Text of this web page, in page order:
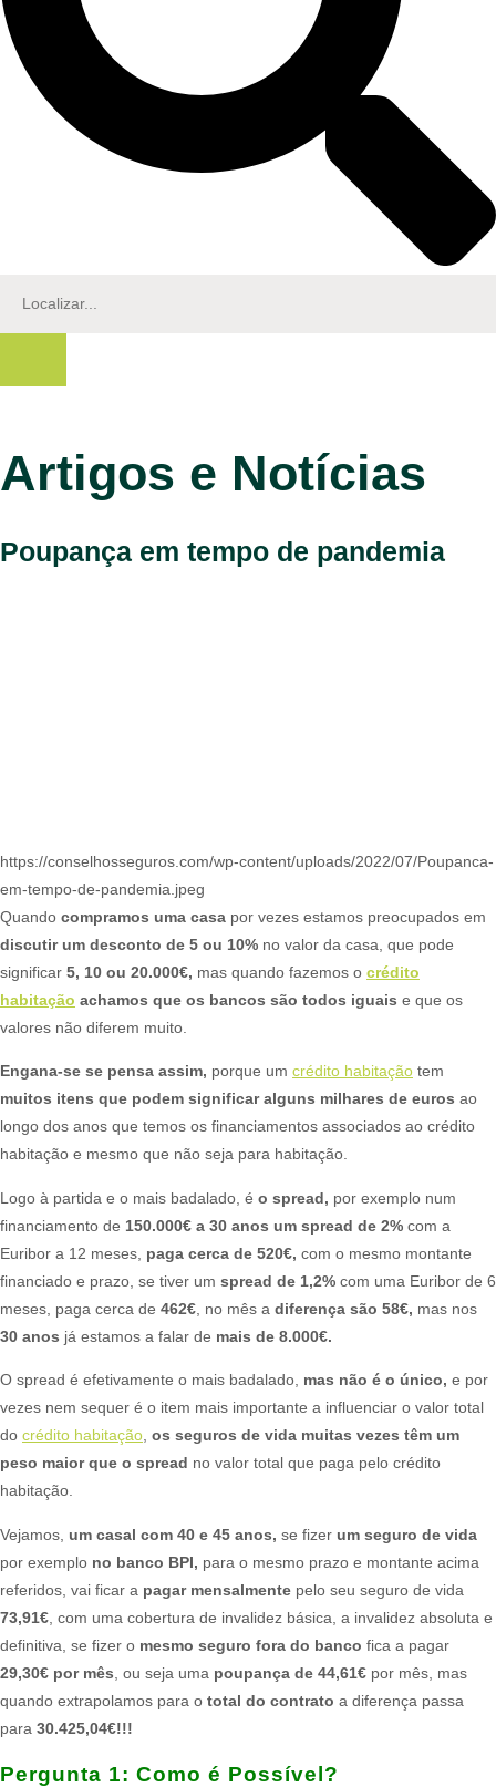
Artigos e Notícias
Poupança em tempo de pandemia
https://conselhosseguros.com/wp-content/uploads/2022/07/Poupanca-
em-tempo-de-pandemia.jpeg
Quando compramos uma casa por vezes estamos preocupados em
discutir um desconto de 5 ou 10% no valor da casa, que pode
significar 5, 10 ou 20.000€, mas quando fazemos o crédito
habitação achamos que os bancos são todos iguais e que os
valores não diferem muito.
Engana-se se pensa assim, porque um crédito habitação tem
muitos itens que podem significar alguns milhares de euros ao
longo dos anos que temos os financiamentos associados ao crédito
habitação e mesmo que não seja para habitação.
Logo à partida e o mais badalado, é o spread, por exemplo num
financiamento de 150.000€ a 30 anos um spread de 2% com a
Euribor a 12 meses, paga cerca de 520€, com o mesmo montante
financiado e prazo, se tiver um spread de 1,2% com uma Euribor de 6
meses, paga cerca de 462€ , no mês a diferença são 58€, mas nos
30 anos já estamos a falar de mais de 8.000€.
O spread é efetivamente o mais badalado, mas não é o único, e por
vezes nem sequer é o item mais importante a influenciar o valor total
do crédito habitação os seguros de vida muitas vezes têm um
peso maior que o spread no valor total que paga pelo crédito
habitação.
Vejamos, um casal com 40 e 45 anos, se fizer um seguro de vida
por exemplo no banco BPI, para o mesmo prazo e montante acima
referidos, vai ficar a pagar mensalmente pelo seu seguro de vida
73,91€ , com uma cobertura de invalidez básica, a invalidez absoluta e
definitiva, se fizer o mesmo seguro fora do banco fica a pagar
29,30€ por mês , ou seja uma poupança de 44,61€ por mês, mas
quando extrapolamos para o total do contrato a diferença passa
para 30.425,04€!!!
Pergunta 1:​ Como é Possível?